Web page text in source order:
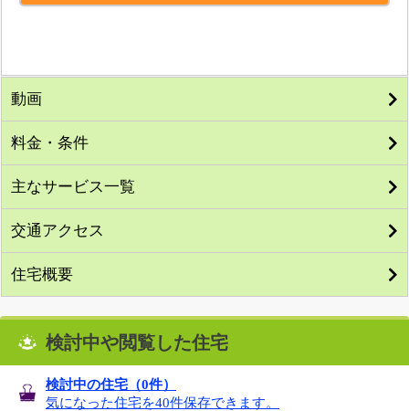
動画
料金・条件
主なサービス一覧
交通アクセス
住宅概要
検討中や閲覧した住宅
検討中の住宅（0件）
気になった住宅を40件保存できます。